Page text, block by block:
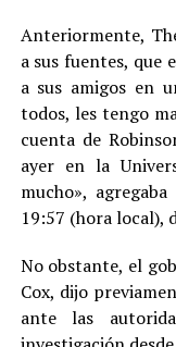
Anteriormente,
a sus fuentes, que
a sus amigos en
todos, les tengo
cuenta de
ayer en la
mucho»,
19:57 (hora local),
No obstante, el
Cox, dijo
ante las